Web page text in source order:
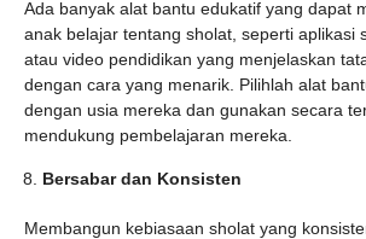
Ada banyak alat bantu edukatif yang dapat
anak belajar tentang sholat, seperti aplikasi
atau video pendidikan yang menjelaskan
dengan cara yang menarik. Pilihlah alat
dengan usia mereka dan gunakan secara
mendukung pembelajaran mereka.
Bersabar dan Konsisten
Membangun kebiasaan sholat yang